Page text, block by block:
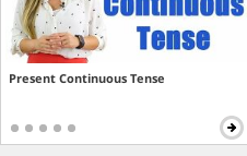
Present Continuous Tense